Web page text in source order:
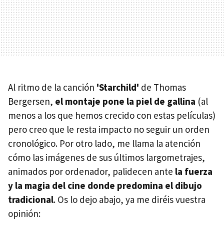
Al ritmo de la canción 'Starchild' de Thomas
Bergersen, el montaje pone la piel de gallina (al
menos a los que hemos crecido con estas películas)
pero creo que le resta impacto no seguir un orden
cronológico. Por otro lado, me llama la atención
cómo las imágenes de sus últimos largometrajes,
animados por ordenador, palidecen ante la fuerza
y la magia del cine donde predomina el dibujo
tradicional. Os lo dejo abajo, ya me diréis vuestra
opinión: